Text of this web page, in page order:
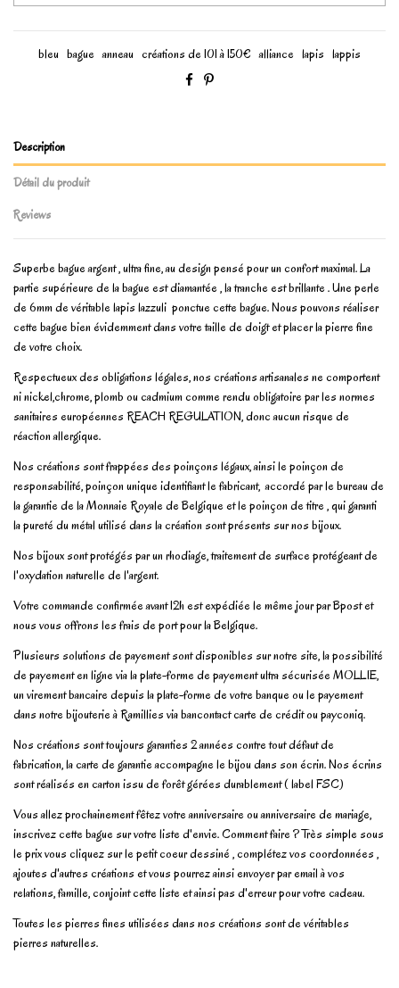
bleu bague anneau créations de 101 à 150€ alliance lapis lappis
Description
Détail du produit
Reviews
Superbe bague argent , ultra fine, au design pensé pour un confort maximal. La
partie supérieure de la bague est diamantée , la tranche est brillante . Une perle
de 6mm de véritable lapis lazzuli ponctue cette bague. Nous pouvons réaliser
cette bague bien évidemment dans votre taille de doigt et placer la pierre fine
de votre choix.
Respectueux des obligations légales, nos créations artisanales ne comportent
ni nickel,chrome, plomb ou cadmium comme rendu obligatoire par les normes
sanitaires européennes REACH REGULATION, donc aucun risque de
réaction allergique.
Nos créations sont frappées des poinçons légaux, ainsi le poinçon de
responsabilité, poinçon unique identifiant le fabricant, accordé par le bureau de
la garantie de la Monnaie Royale de Belgique et le poinçon de titre , qui garanti
la pureté du métal utilisé dans la création sont présents sur nos bijoux.
Nos bijoux sont protégés par un rhodiage, traitement de surface protégeant de
l'oxydation naturelle de l'argent.
Votre commande confirmée avant 12h est expédiée le même jour par Bpost et
nous vous offrons les frais de port pour la Belgique.
Plusieurs solutions de payement sont disponibles sur notre site, la possibilité
de payement en ligne via la plate-forme de payement ultra sécurisée MOLLIE,
un virement bancaire depuis la plate-forme de votre banque ou le payement
dans notre bijouterie à Ramillies via bancontact carte de crédit ou payconiq.
Nos créations sont toujours garanties 2 années contre tout défaut de
fabrication, la carte de garantie accompagne le bijou dans son écrin. Nos écrins
sont réalisés en carton issu de forêt gérées durablement ( label FSC)
Vous allez prochainement fêtez votre anniversaire ou anniversaire de mariage,
inscrivez cette bague sur votre liste d'envie. Comment faire ? Très simple sous
le prix vous cliquez sur le petit coeur dessiné , complétez vos coordonnées ,
ajoutes d'autres créations et vous pourrez ainsi envoyer par email à vos
relations, famille, conjoint cette liste et ainsi pas d'erreur pour votre cadeau.
Toutes les pierres fines utilisées dans nos créations sont de véritables
pierres naturelles.